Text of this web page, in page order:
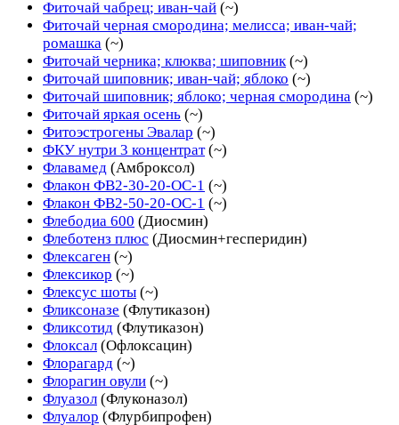
Фиточай чабрец; иван-чай (~)
Фиточай черная смородина; мелисса; иван-чай;
ромашка (~)
Фиточай черника; клюква; шиповник (~)
Фиточай шиповник; иван-чай; яблоко (~)
Фиточай шиповник; яблоко; черная смородина (~)
Фиточай яркая осень (~)
Фитоэстрогены Эвалар (~)
ФКУ нутри 3 концентрат (~)
Флавамед (Амброксол)
Флакон ФВ2-30-20-ОС-1 (~)
Флакон ФВ2-50-20-ОС-1 (~)
Флебодиа 600 (Диосмин)
Флеботенз плюс (Диосмин+гесперидин)
Флексаген (~)
Флексикор (~)
Флексус шоты (~)
Фликсоназе (Флутиказон)
Фликсотид (Флутиказон)
Флоксал (Офлоксацин)
Флорагард (~)
Флорагин овули (~)
Флуазол (Флуконазол)
Флуалор (Флурбипрофен)